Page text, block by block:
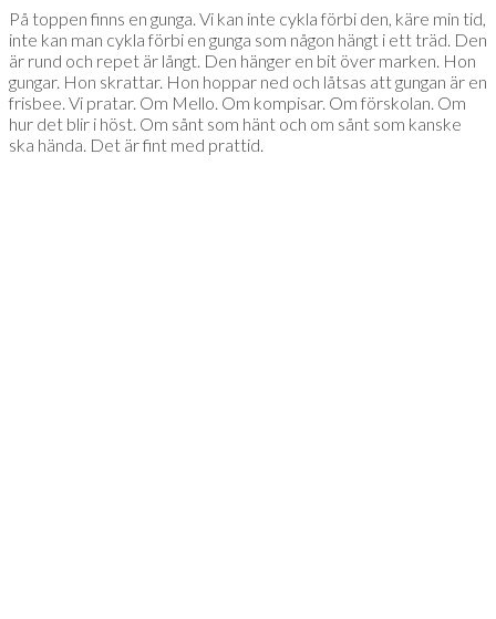
På toppen finns en gunga. Vi kan inte cykla förbi den, käre min tid,
inte kan man cykla förbi en gunga som någon hängt i ett träd. Den
är rund och repet är långt. Den hänger en bit över marken. Hon
gungar. Hon skrattar. Hon hoppar ned och låtsas att gungan är en
frisbee. Vi pratar. Om Mello. Om kompisar. Om förskolan. Om
hur det blir i höst. Om sånt som hänt och om sånt som kanske
ska hända. Det är fint med prattid.